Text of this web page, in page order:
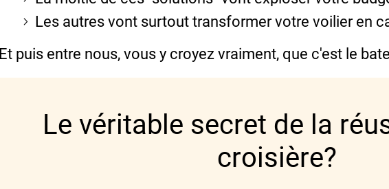
Les autres vont surtout transformer votre voilier en
Et puis entre nous, vous y croyez vraiment, que c'est le
Le véritable secret de la
croisière?